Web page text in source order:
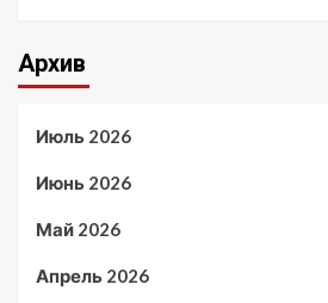
Архив
Июль 2026
Июнь 2026
Май 2026
Апрель 2026